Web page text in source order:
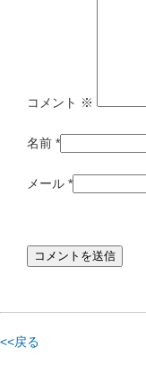
コメント ※
名前 *
メール *
<<戻る